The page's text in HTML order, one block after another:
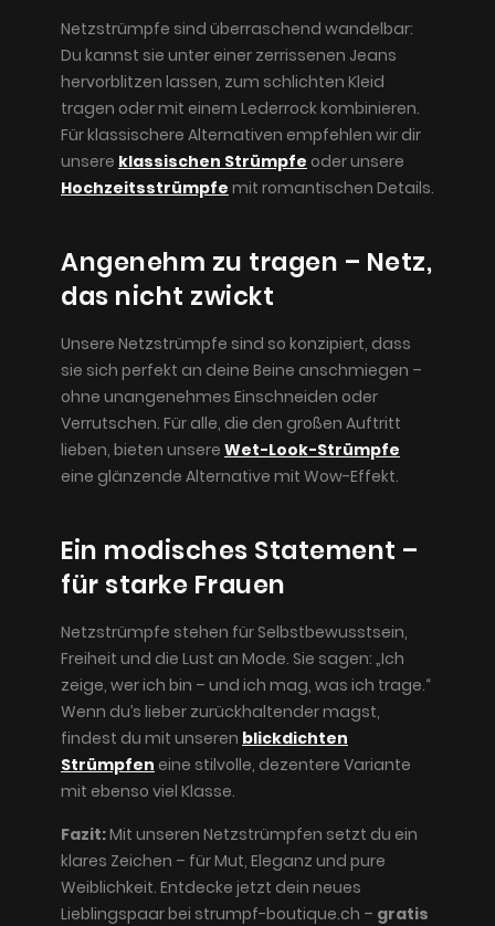
Netzstrümpfe sind überraschend wandelbar:
Du kannst sie unter einer zerrissenen Jeans
hervorblitzen lassen, zum schlichten Kleid
tragen oder mit einem Lederrock kombinieren.
Für klassischere Alternativen empfehlen wir dir
unsere klassischen Strümpfe oder unsere
Hochzeitsstrümpfe mit romantischen Details.
Angenehm zu tragen – Netz,
das nicht zwickt
Unsere Netzstrümpfe sind so konzipiert, dass
sie sich perfekt an deine Beine anschmiegen –
ohne unangenehmes Einschneiden oder
Verrutschen. Für alle, die den großen Auftritt
lieben, bieten unsere Wet-Look-Strümpfe
eine glänzende Alternative mit Wow-Effekt.
Ein modisches Statement –
für starke Frauen
Netzstrümpfe stehen für Selbstbewusstsein,
Freiheit und die Lust an Mode. Sie sagen: „Ich
zeige, wer ich bin – und ich mag, was ich trage.“
Wenn du’s lieber zurückhaltender magst,
findest du mit unseren blickdichten
Strümpfen eine stilvolle, dezentere Variante
mit ebenso viel Klasse.
Fazit:Mit unseren Netzstrümpfen setzt du ein
klares Zeichen – für Mut, Eleganz und pure
Weiblichkeit. Entdecke jetzt dein neues
Lieblingspaar bei strumpf-boutique.ch – gratis